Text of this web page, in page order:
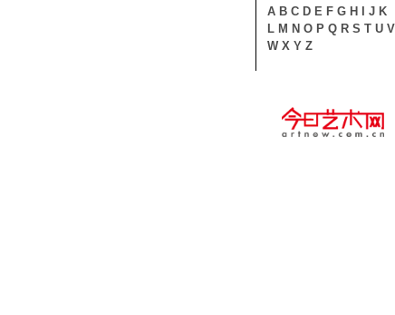
A B C D E F G H J K
L M N O P Q R S T U V
W X Y Z